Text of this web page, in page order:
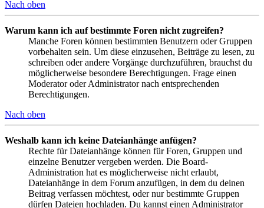
Nach oben
Warum kann ich auf bestimmte Foren nicht zugreifen?
Manche Foren können bestimmten Benutzern oder Gruppen
vorbehalten sein. Um diese einzusehen, Beiträge zu lesen, zu
schreiben oder andere Vorgänge durchzuführen, brauchst du
möglicherweise besondere Berechtigungen. Frage einen
Moderator oder Administrator nach entsprechenden
Berechtigungen.
Nach oben
Weshalb kann ich keine Dateianhänge anfügen?
Rechte für Dateianhänge können für Foren, Gruppen und
einzelne Benutzer vergeben werden. Die Board-
Administration hat es möglicherweise nicht erlaubt,
Dateianhänge in dem Forum anzufügen, in dem du deinen
Beitrag verfassen möchtest, oder nur bestimmte Gruppen
dürfen Dateien hochladen. Du kannst einen Administrator